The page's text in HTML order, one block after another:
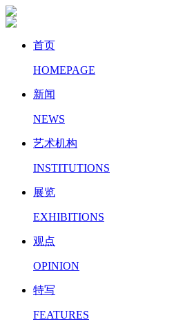
首页
HOMEPAGE
新闻
NEWS
艺术机构
INSTITUTIONS
展览
EXHIBITIONS
观点
OPINION
特写
FEATURES